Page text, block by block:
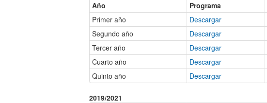
Año
Programa
Primer año
Descargar
Segundo año
Descargar
Tercer año
Descargar
Cuarto año
Descargar
Quinto año
Descargar
2019/2021